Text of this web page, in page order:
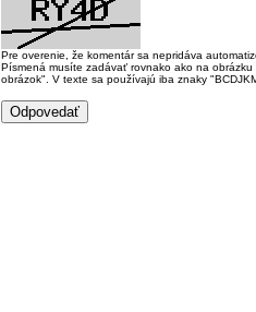
Pre overenie, že komentár sa nepridáva
Písmená musíte zadávať rovnako ako na
obrázok". V texte sa používajú iba znaky